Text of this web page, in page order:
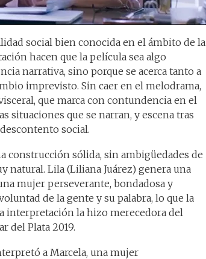
social bien conocida en el ámbito de la
hacen que la película sea algo
narrativa, sino porque se acerca tanto a
imprevisto. Sin caer en el melodrama,
que marca con contundencia en el
situaciones que se narran, y escena tras
social.
construcción sólida, sin ambigüedades de
natural. Lila (Liliana Juárez) genera una
mujer perseverante, bondadosa y
de la gente y su palabra, lo que la
interpretación la hizo merecedora del
del Plata 2019.
a Marcela, una mujer